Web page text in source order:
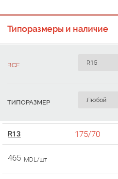
Типоразмеры и наличие
ВСЕ
ТИПОРАЗМЕР
R13 175/70
465 MDL/шт